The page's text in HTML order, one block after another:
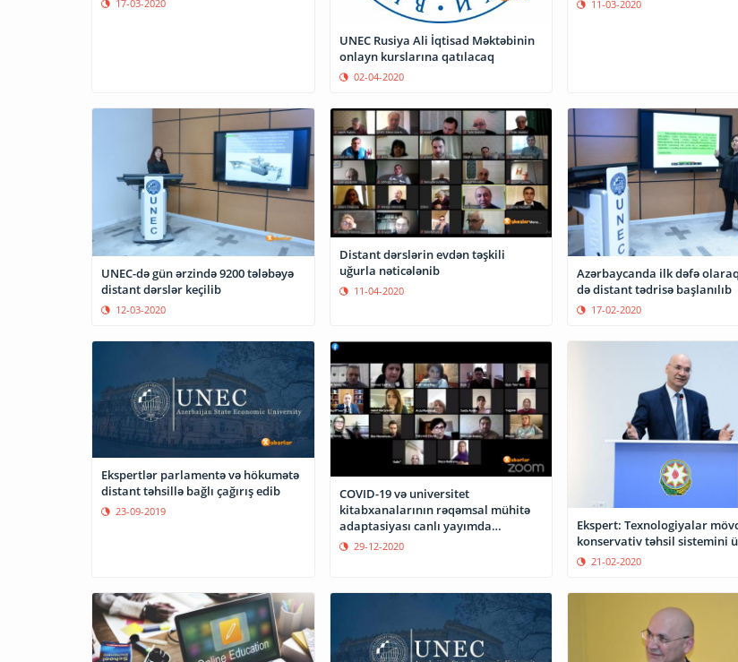
17-03-2020
UNEC Rusiya Ali İqtisad Məktəbinin
onlayn kurslarına qatılacaq
02-04-2020
11-03-2020
UNEC-də gün ərzində 9200 tələbəyə
distant dərslər keçilib
12-03-2020
Distant dərslərin evdən təşkili
uğurla nəticələnib
11-04-2020
Azərbaycanda ilk dəfə
də distant tədrisə başlanılıb
17-02-2020
Ekspertlər parlamentə və hökumətə
distant təhsillə bağlı çağırış edib
23-09-2019
COVID-19 və universitet
kitabxanalarının rəqəmsal mühitə
adaptasiyası canlı yayımda
müzakirə olunub
29-12-2020
Ekspert: Texnologiyalar
konservativ təhsil sistemini
21-02-2020